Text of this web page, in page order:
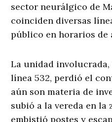
sector neurálgico de
coinciden diversas
público en horarios de
La unidad involucrada,
línea 532, perdió el
aún son materia de
subió a la vereda en la
embistió postes y